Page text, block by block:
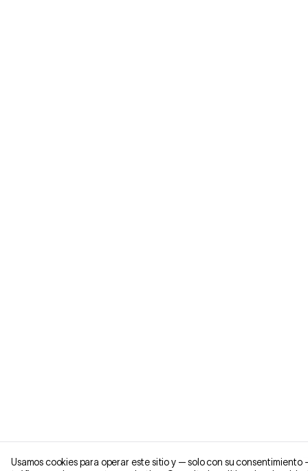
Usamos cookies para operar este sitio y — solo con su consentimiento